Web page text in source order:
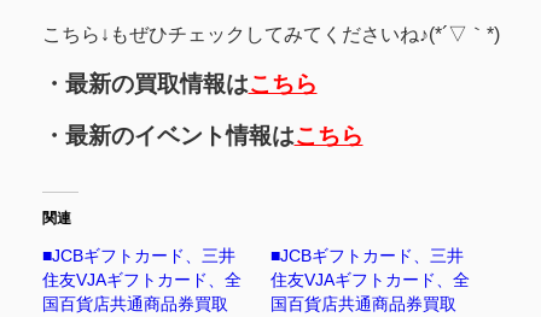
こちら↓もぜひチェックしてみてくださいね♪(*´▽｀*)
・最新の買取情報はこちら
・最新のイベント情報はこちら
関連
■JCBギフトカード、三井
住友VJAギフトカード、全
国百貨店共通商品券買取
■JCBギフトカード、三井
住友VJAギフトカード、全
国百貨店共通商品券買取